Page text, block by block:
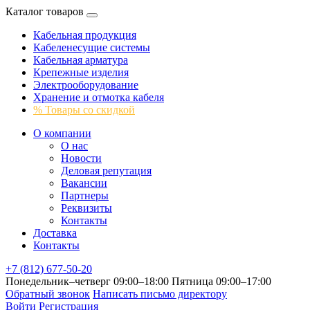
Каталог товаров
Кабельная продукция
Кабеленесущие системы
Кабельная арматура
Крепежные изделия
Электрооборудование
Хранение и отмотка кабеля
% Товары со скидкой
О компании
О нас
Новости
Деловая репутация
Вакансии
Партнеры
Реквизиты
Контакты
Доставка
Контакты
+7 (812) 677-50-20
Понедельник–четверг 09:00–18:00 Пятница 09:00–17:00
Обратный звонок Написать письмо директору
Войти Регистрация